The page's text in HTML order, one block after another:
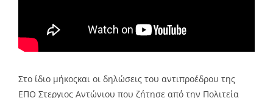
Στο ίδιο μήκοςκαι οι δηλώσεις του αντιπροέδρου της
ΕΠΟ Στεργιος Αντώνιου που ζήτησε από την Πολιτεία